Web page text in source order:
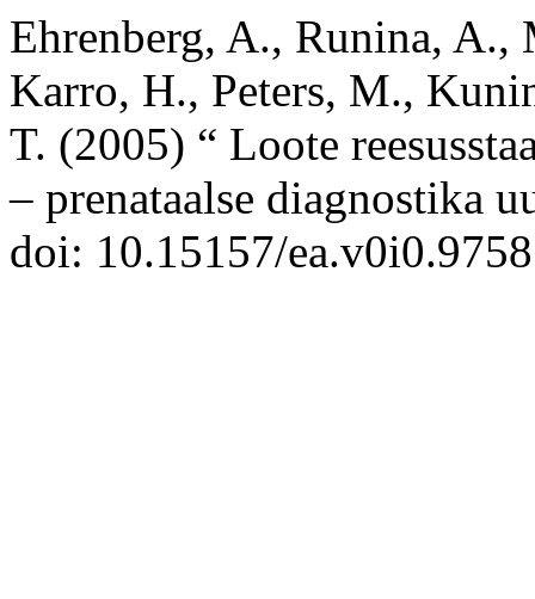
Ehrenberg, A., Runina, A.,
Karro, H., Peters, M.,
T. (2005) “ Loote
– prenataalse diagnostika
doi: 10.15157/